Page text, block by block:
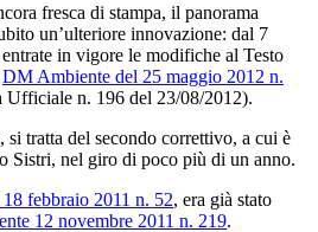
fresca di stampa, il panorama
un’ulteriore innovazione: dal 7
in vigore le modifiche al Testo
DM Ambiente del 25 maggio 2012 n.
Ufficiale n. 196 del 23/08/2012).
si tratta del secondo correttivo, a cui è
Sistri, nel giro di poco più di un anno.
febbraio 2011 n. 52, era già stato
12 novembre 2011 n. 219.